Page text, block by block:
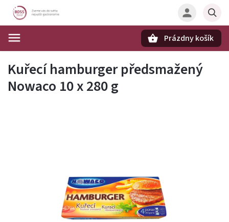
Prázdny košík
Kuřecí hamburger předsmažený
Nowaco 10 x 280 g